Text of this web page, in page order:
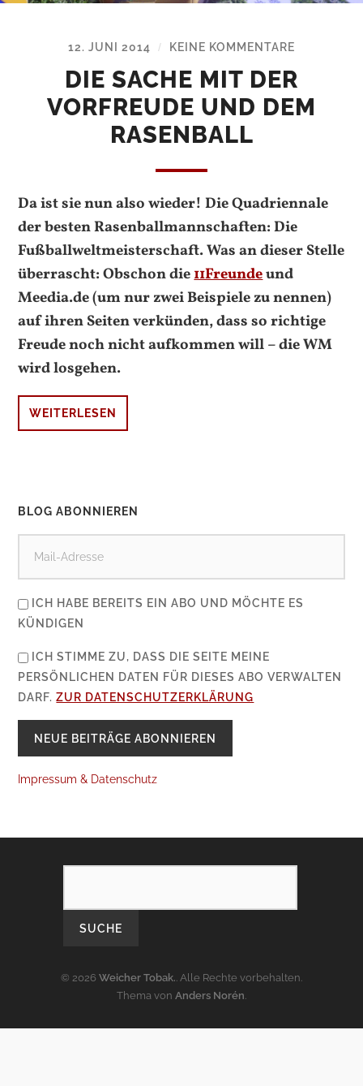
12. JUNI 2014 / KEINE KOMMENTARE
DIE SACHE MIT DER
VORFREUDE UND DEM
RASENBALL
Da ist sie nun also wieder! Die Quadriennale
der besten Rasenballmannschaften: Die
Fußballweltmeisterschaft. Was an dieser Stelle
überrascht: Obschon die11Freundeund
Meedia.de (um nur zwei Beispiele zu nennen)
auf ihren Seiten verkünden, dass so richtige
Freude noch nicht aufkommen will – die WM
wird losgehen.
WEITERLESEN
BLOG ABONNIEREN
ICH HABE BEREITS EIN ABO UND MÖCHTE ES
KÜNDIGEN
ICH STIMME ZU, DASS DIE SEITE MEINE
PERSÖNLICHEN DATEN FÜR DIESES ABO VERWALTEN
DARF.ZUR DATENSCHUTZERKLÄRUNG
Impressum & Datenschutz
SEARCH
© 2026 Weicher Tobak. . Alle Rechte vorbehalten.
Thema von Anders Norén